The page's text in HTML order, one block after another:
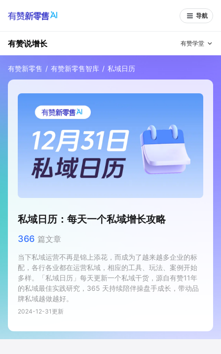
导航
有赞学堂
有赞说增长
有赞说案例拆解
有赞成功案例 新零售最佳实践
面对面聊增长
AllValue 战略合作
增长产品指南
智库
有赞新零售 / 有赞新零售智库 / 私域日历
私域日历：每天一个私域增长攻略
366 篇文章
当下私域运营不再是锦上添花，而成为了越来越多企业的标
配，各行各业都在运营私域，相应的工具、玩法、案例开始
多样。「私域日历」每天更新一个私域干货，源自有赞11年
的私域最佳实践研究，365 天持续陪伴操盘手成长，带动品
牌私域越做越好。
2024-12-31更新